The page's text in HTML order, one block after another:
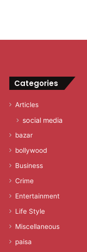
Categories
Articles
social media
bazar
bollywood
Business
Crime
Entertainment
Life Style
Miscellaneous
paisa